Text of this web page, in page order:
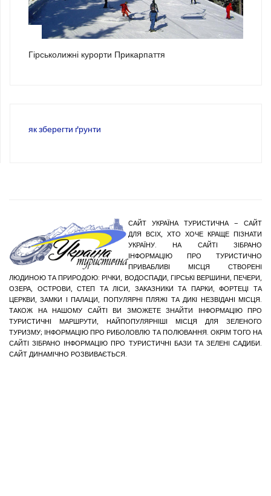
Гірськолижні курорти Прикарпаття
як зберегти ґрунти
САЙТ УКРАЇНА ТУРИСТИЧНА – САЙТ
ДЛЯ ВСІХ, ХТО ХОЧЕ КРАЩЕ ПІЗНАТИ
УКРАЇНУ. НА САЙТІ ЗІБРАНО
ІНФОРМАЦІЮ ПРО ТУРИСТИЧНО
ПРИВАБЛИВІ МІСЦЯ СТВОРЕНІ
ЛЮДИНОЮ ТА ПРИРОДОЮ: РІЧКИ, ВОДОСПАДИ, ГІРСЬКІ ВЕРШИНИ, ПЕЧЕРИ,
ОЗЕРА, ОСТРОВИ, СТЕП ТА ЛІСИ, ЗАКАЗНИКИ ТА ПАРКИ, ФОРТЕЦІ ТА
ЦЕРКВИ, ЗАМКИ І ПАЛАЦИ, ПОПУЛЯРНІ ПЛЯЖІ ТА ДИКІ НЕЗВІДАНІ МІСЦЯ.
ТАКОЖ НА НАШОМУ САЙТІ ВИ ЗМОЖЕТЕ ЗНАЙТИ ІНФОРМАЦІЮ ПРО
ТУРИСТИЧНІ МАРШРУТИ, НАЙПОПУЛЯРНІШІ МІСЦЯ ДЛЯ ЗЕЛЕНОГО
ТУРИЗМУ; ІНФОРМАЦІЮ ПРО РИБОЛОВЛЮ ТА ПОЛЮВАННЯ. ОКРІМ ТОГО НА
САЙТІ ЗІБРАНО ІНФОРМАЦІЮ ПРО ТУРИСТИЧНІ БАЗИ ТА ЗЕЛЕНІ САДИБИ.
САЙТ ДИНАМІЧНО РОЗВИВАЄТЬСЯ.